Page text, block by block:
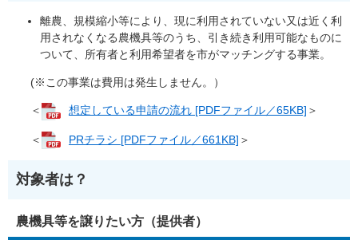
離農、規模縮小等により、現に利用されていない又は近く利
用されなくなる農機具等のうち、引き続き利用可能なものに
ついて、所有者と利用希望者を市がマッチングする事業。
(※この事業は費用は発生しません。）
＜ 想定している申請の流れ [PDFファイル／65KB] ＞
＜ PRチラシ [PDFファイル／661KB] ＞
対象者は？
農機具等を譲りたい方（提供者）